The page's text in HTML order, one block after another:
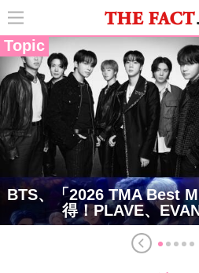
Topic
BTS、「2026 TMA Best
得！PLAVE、